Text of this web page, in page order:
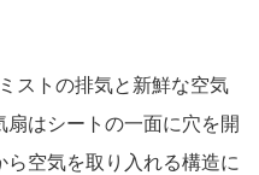
ストの排気と新鮮な空気
はシートの一面に穴を開
空気を取り入れる構造に